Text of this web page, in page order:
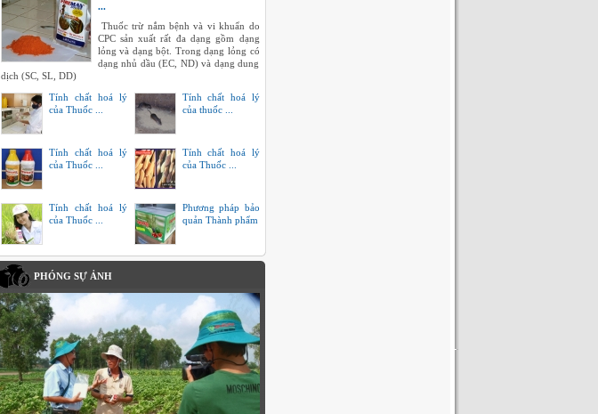
...
Thuốc trừ nắm bệnh và vi khuẩn do
CPC sản xuất rất đa dạng gồm dạng
lỏng và dạng bột. Trong dạng lỏng có
dạng nhủ dầu (EC, ND) và dạng dung
dịch (SC, SL, DD)
Tính chất hoá lý
của Thuốc ...
Tính chất hoá lý
của thuốc ...
Tính chất hoá lý
của Thuốc ...
Tính chất hoá lý
của Thuốc ...
Tính chất hoá lý
của Thuốc ...
Phương pháp bảo
quản Thành phẩm
PHÓNG SỰ ẢNH